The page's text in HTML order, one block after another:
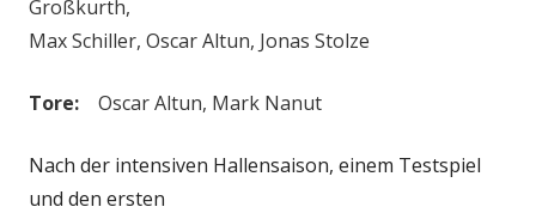
Großkurth,
Max Schiller, Oscar Altun, Jonas Stolze
Tore: Oscar Altun, Mark Nanut
Nach der intensiven Hallensaison, einem Testspiel
und den ersten